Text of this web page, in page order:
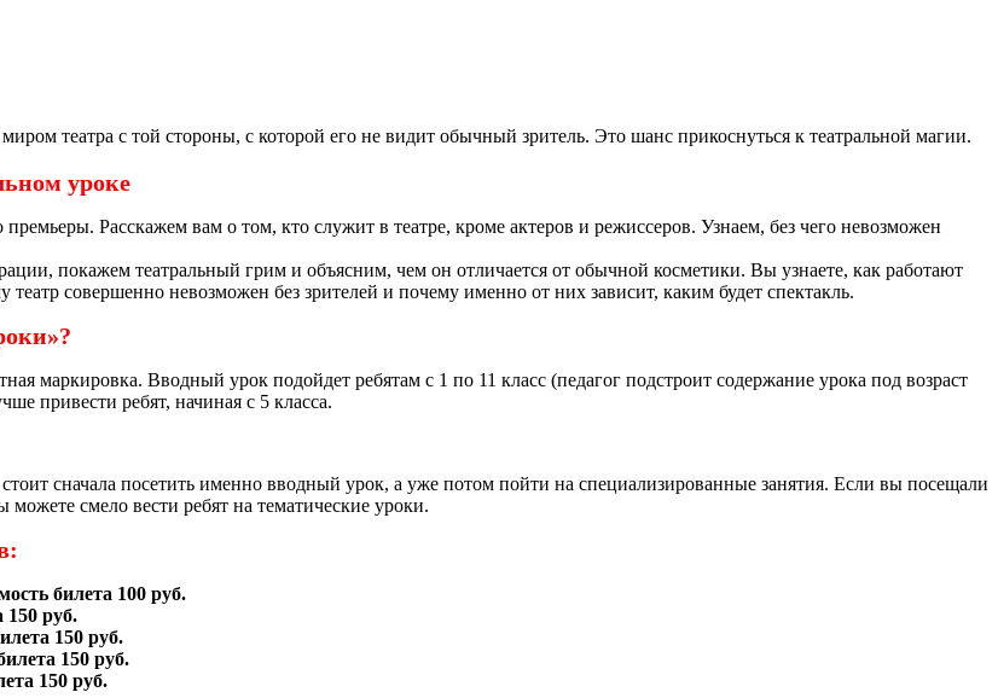
театра с той стороны, с которой его не видит обычный зритель. Это шанс прикоснуться к театральной магии.
уроке
Расскажем вам о том, кто служит в театре, кроме актеров и режиссеров. Узнаем, без чего невозможен
покажем театральный грим и объясним, чем он отличается от обычной косметики. Вы узнаете, как работают
театр совершенно невозможен без зрителей и почему именно от них зависит, каким будет спектакль.
маркировка. Вводный урок подойдет ребятам с 1 по 11 класс (педагог подстроит содержание урока под возраст
привести ребят, начиная с 5 класса.
сначала посетить именно вводный урок, а уже потом пойти на специализированные занятия. Если вы посещали
можете смело вести ребят на тематические уроки.
билета 100 руб.
150 руб.
150 руб.
150 руб.
150 руб.